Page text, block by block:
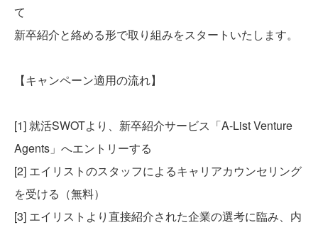
て
新卒紹介と絡める形で取り組みをスタートいたします。
【キャンペーン適用の流れ】
[1] 就活SWOTより、新卒紹介サービス「A-List Venture
Agents」へエントリーする
[2] エイリストのスタッフによるキャリアカウンセリング
を受ける（無料）
[3] エイリストより直接紹介された企業の選考に臨み、内